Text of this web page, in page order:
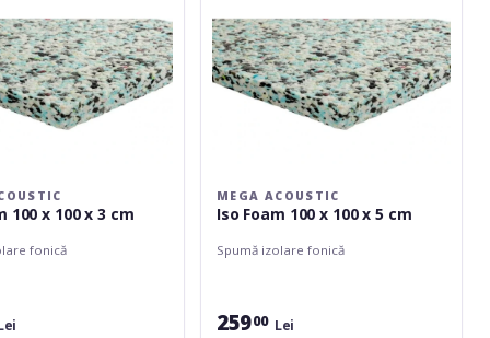
100 x 100 x 3 cm
fonică
cm
MEGA ACOUSTIC
Iso Foam 100 x 100 x 5 cm
Spumă izolare fonică
25900 Lei